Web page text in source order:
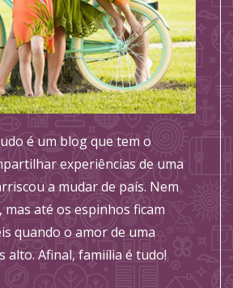
é um blog que tem o
experiências de uma
a mudar de país. Nem
até os espinhos ficam
quando o amor de uma
alto. Afinal, famiília é tudo!